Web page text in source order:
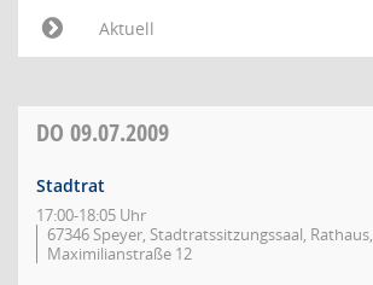
Aktuell
DO 09.07.2009
Stadtrat
17:00-18:05 Uhr
67346 Speyer, Stadtratssitzungssaal, Rathaus,
Maximilianstraße 12